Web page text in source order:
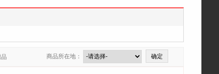
商品所在地：